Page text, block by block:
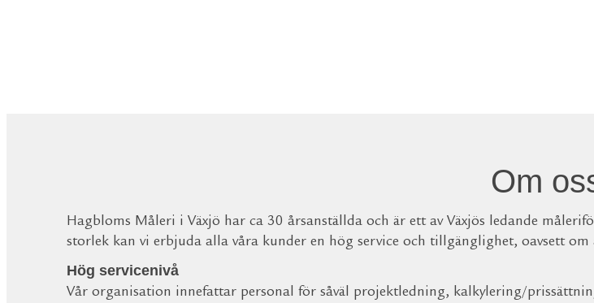
Om
Hagbloms Måleri i Växjö har ca 30 årsanställda och är ett av Växjös ledande
storlek kan vi erbjuda alla våra kunder en hög service och tillgänglighet, oavsett
Hög servicenivå
Vår organisation innefattar personal för såväl projektledning, kalkylering/